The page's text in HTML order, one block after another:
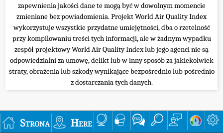
zapewnienia jakości dane te mogą być w dowolnym momencie
zmieniane bez powiadomienia. Projekt World Air Quality Index
wykorzystuje wszystkie przydatne umiejętności, dba o rzetelność
przy kompilowaniu treści tych informacji, ale w żadnym wypadku
zespół projektowy World Air Quality Index lub jego agenci nie są
odpowiedzialni za umowę, delikt lub w inny sposób za jakiekolwiek
straty, obrażenia lub szkody wynikające bezpośrednio lub pośrednio
z dostarczania tych danych.
Strona Here